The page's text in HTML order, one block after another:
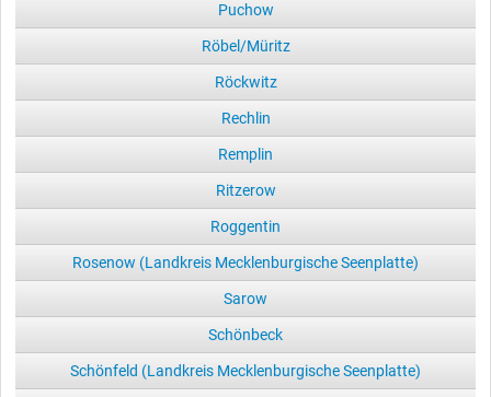
Puchow
Röbel/Müritz
Röckwitz
Rechlin
Remplin
Ritzerow
Roggentin
Rosenow (Landkreis Mecklenburgische Seenplatte)
Sarow
Schönbeck
Schönfeld (Landkreis Mecklenburgische Seenplatte)